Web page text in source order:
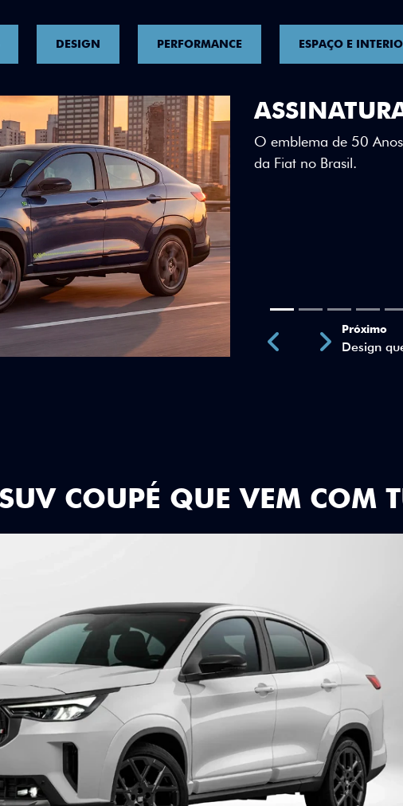
DESIGN PERFORMANCE ESPAÇO E
DESIGN
Teto bicolor, adesivos
uma identidade visual